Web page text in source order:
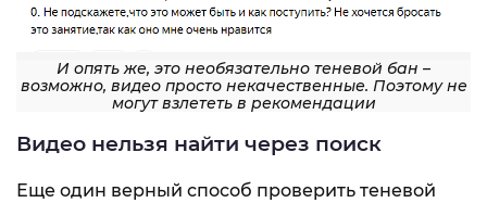
И опять же, это необязательно теневой бан –
возможно, видео просто некачественные. Поэтому не
могут взлететь в рекомендации
Видео нельзя найти через поиск
Еще один верный способ проверить теневой